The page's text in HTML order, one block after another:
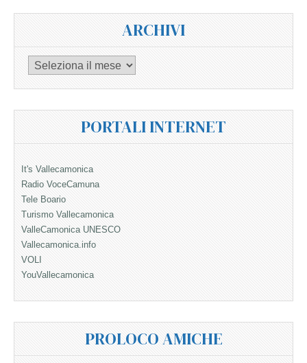
ARCHIVI
Archivi
PORTALI INTERNET
It's Vallecamonica
Radio VoceCamuna
Tele Boario
Turismo Vallecamonica
ValleCamonica UNESCO
Vallecamonica.info
VOLI
YouVallecamonica
PROLOCO AMICHE